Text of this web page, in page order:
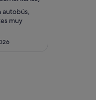
ago
al
autobús,
muy